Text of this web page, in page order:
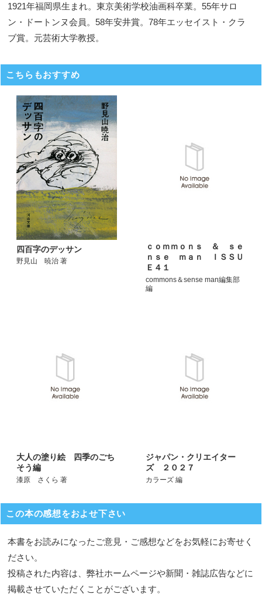
1921年福岡県生まれ。東京美術学校油画科卒業。55年サロ
ン・ドートンヌ会員。58年安井賞。78年エッセイスト・クラ
ブ賞。元芸術大学教授。
こちらもおすすめ
四百字のデッサン
野見山 暁治 著
ｃｏｍｍｏｎｓ ＆ ｓｅ
ｎｓｅ ｍａｎ ＩＳＳＵ
Ｅ４１
commons＆sense man編集部
編
大人の塗り絵 四季のごち
そう編
漆原 さくら 著
ジャパン・クリエイター
ズ ２０２７
カラーズ 編
この本の感想をおよせ下さい
本書をお読みになったご意見・ご感想などをお気軽にお寄せく
ださい。
投稿された内容は、弊社ホームページや新聞・雑誌広告などに
掲載させていただくことがございます。